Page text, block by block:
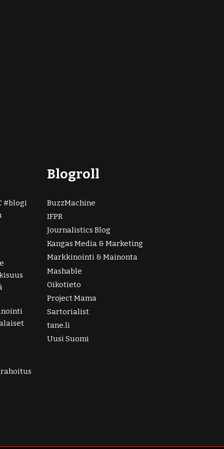
blogi
Blogroll
BuzzMachine
IFPR
Journalistics Blog
Kangas Media & Marketing
Markkinointi & Mainonta
Mashable
Oikotieto
Project Mama
Sartorialist
tane.li
Uusi Suomi